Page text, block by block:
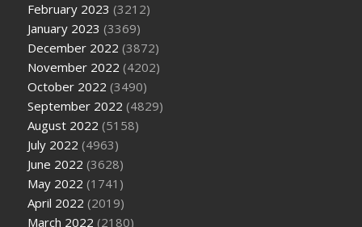
February 2023 (3212)
January 2023 (3369)
December 2022 (3872)
November 2022 (4202)
October 2022 (3490)
September 2022 (4829)
August 2022 (5158)
July 2022 (4963)
June 2022 (3628)
May 2022 (1741)
April 2022 (2019)
March 2022 (2180)